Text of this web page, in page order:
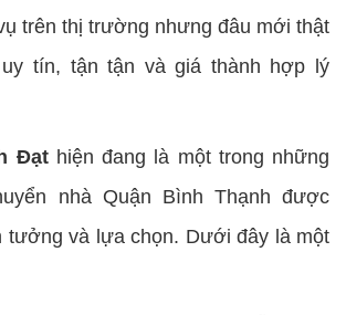
trên thị trường nhưng đâu mới thật
tín, tận tận và giá thành hợp lý
Đạthiện đang là một trong những
nhà Quận Bình Thạnh được
tưởng và lựa chọn. Dưới đây là một